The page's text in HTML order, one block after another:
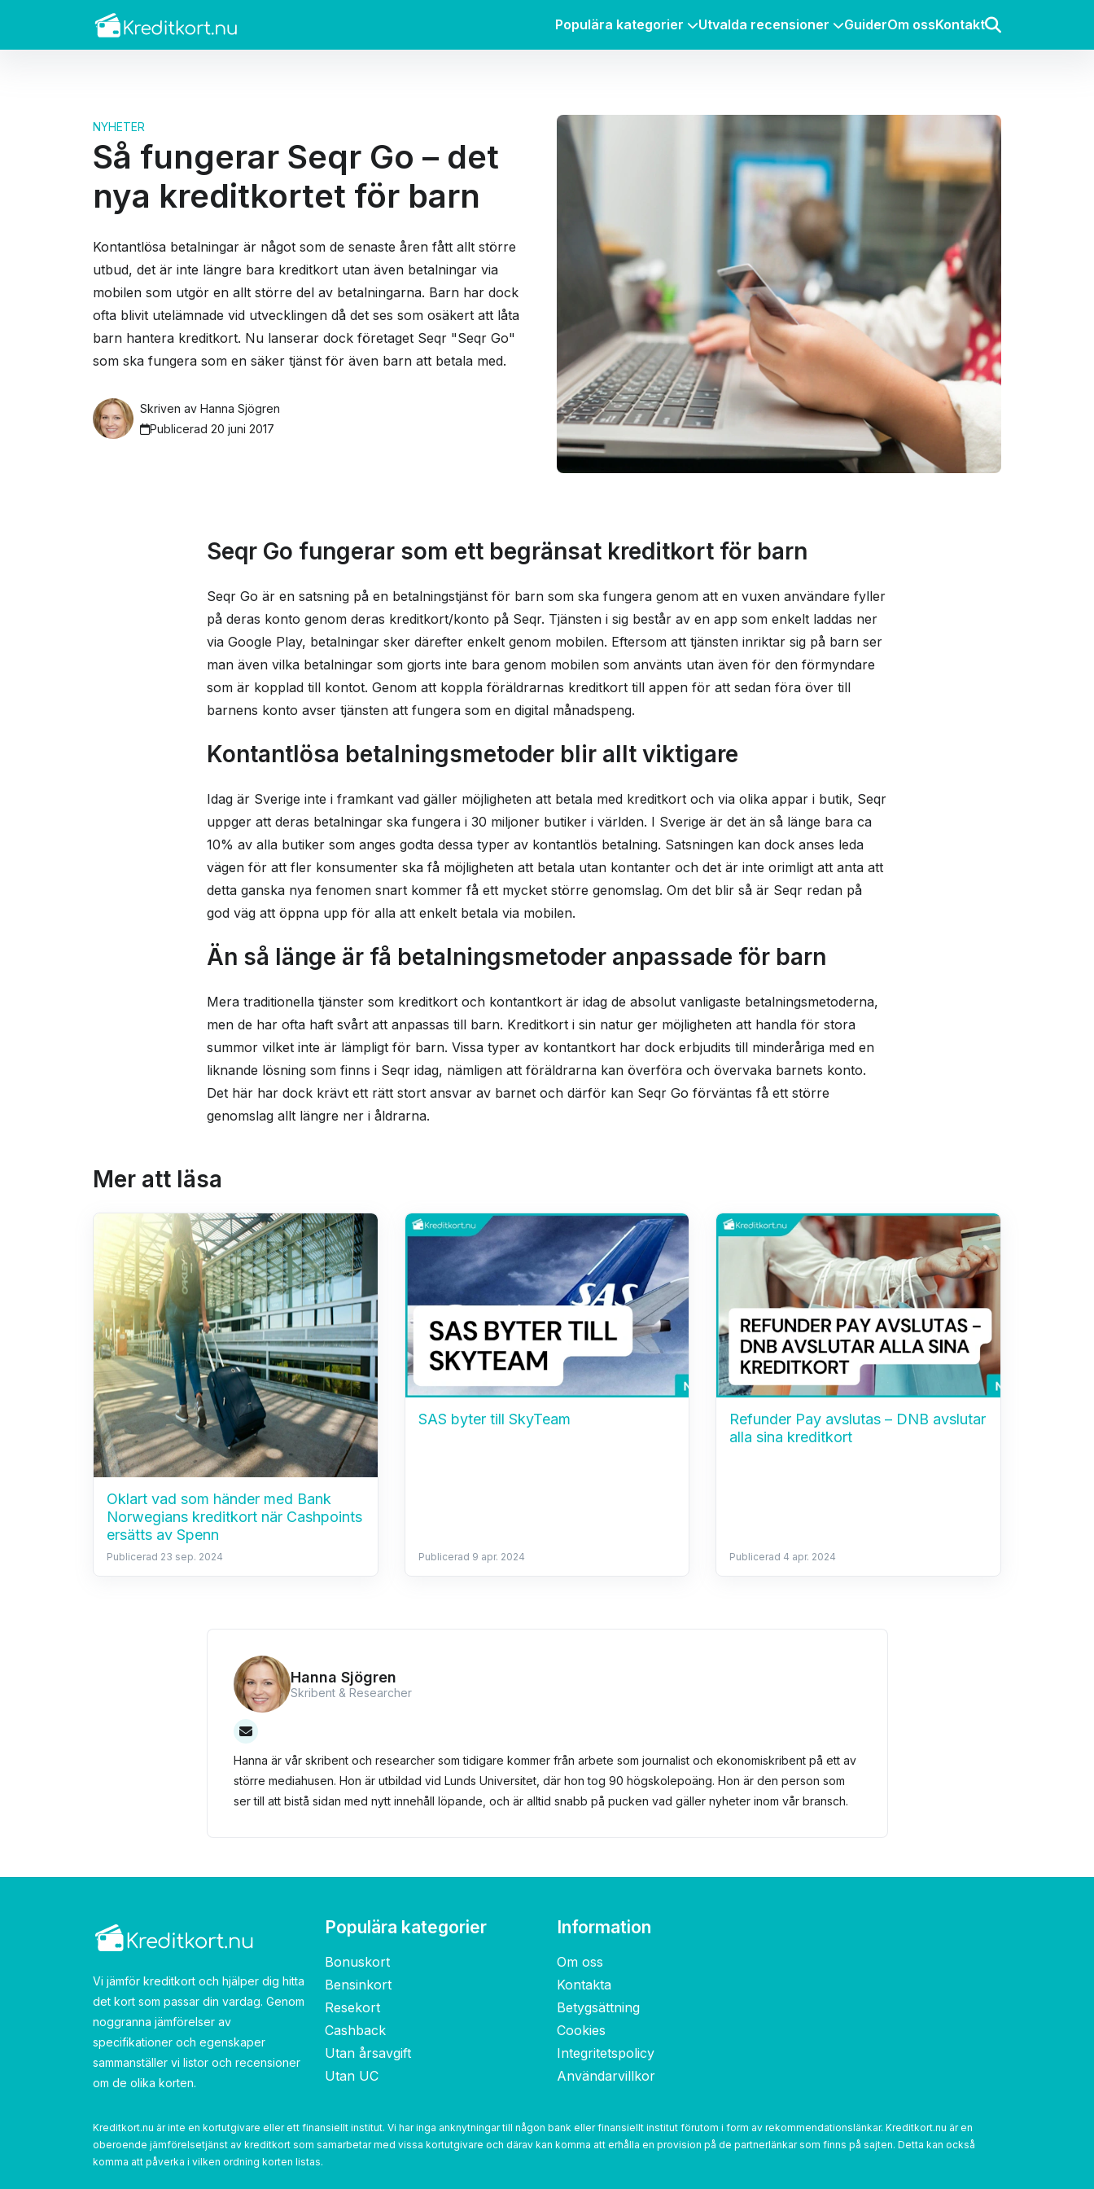
Populära kategorier Utvalda recensioner GuiderOm ossKontakt
NYHETER
Så fungerar Seqr Go – det
nya kreditkortet för barn
Kontantlösa betalningar är något som de senaste åren fått allt större
utbud, det är inte längre bara kreditkort utan även betalningar via
mobilen som utgör en allt större del av betalningarna. Barn har dock
ofta blivit utelämnade vid utvecklingen då det ses som osäkert att låta
barn hantera kreditkort. Nu lanserar dock företaget Seqr "Seqr Go"
som ska fungera som en säker tjänst för även barn att betala med.
Skriven av Hanna Sjögren
Publicerad 20 juni 2017
Seqr Go fungerar som ett begränsat kreditkort för barn
Seqr Go är en satsning på en betalningstjänst för barn som ska fungera genom att en vuxen användare fyller
på deras konto genom deras kreditkort/konto på Seqr. Tjänsten i sig består av en app som enkelt laddas ner
via Google Play, betalningar sker därefter enkelt genom mobilen. Eftersom att tjänsten inriktar sig på barn ser
man även vilka betalningar som gjorts inte bara genom mobilen som använts utan även för den förmyndare
som är kopplad till kontot. Genom att koppla föräldrarnas kreditkort till appen för att sedan föra över till
barnens konto avser tjänsten att fungera som en digital månadspeng.
Kontantlösa betalningsmetoder blir allt viktigare
Idag är Sverige inte i framkant vad gäller möjligheten att betala med kreditkort och via olika appar i butik, Seqr
uppger att deras betalningar ska fungera i 30 miljoner butiker i världen. I Sverige är det än så länge bara ca
10% av alla butiker som anges godta dessa typer av kontantlös betalning. Satsningen kan dock anses leda
vägen för att fler konsumenter ska få möjligheten att betala utan kontanter och det är inte orimligt att anta att
detta ganska nya fenomen snart kommer få ett mycket större genomslag. Om det blir så är Seqr redan på
god väg att öppna upp för alla att enkelt betala via mobilen.
Än så länge är få betalningsmetoder anpassade för barn
Mera traditionella tjänster som kreditkort och kontantkort är idag de absolut vanligaste betalningsmetoderna,
men de har ofta haft svårt att anpassas till barn. Kreditkort i sin natur ger möjligheten att handla för stora
summor vilket inte är lämpligt för barn. Vissa typer av kontantkort har dock erbjudits till minderåriga med en
liknande lösning som finns i Seqr idag, nämligen att föräldrarna kan överföra och övervaka barnets konto.
Det här har dock krävt ett rätt stort ansvar av barnet och därför kan Seqr Go förväntas få ett större
genomslag allt längre ner i åldrarna.
Mer att läsa
Oklart vad som händer med Bank
Norwegians kreditkort när Cashpoints
ersätts av Spenn
Publicerad 23 sep. 2024
SAS byter till SkyTeam
Publicerad 9 apr. 2024
Refunder Pay avslutas – DNB avslutar
alla sina kreditkort
Publicerad 4 apr. 2024
Hanna Sjögren
Skribent & Researcher
Hanna är vår skribent och researcher som tidigare kommer från arbete som journalist och ekonomiskribent på ett av
större mediahusen. Hon är utbildad vid Lunds Universitet, där hon tog 90 högskolepoäng. Hon är den person som
ser till att bistå sidan med nytt innehåll löpande, och är alltid snabb på pucken vad gäller nyheter inom vår bransch.
Vi jämför kreditkort och hjälper dig hitta
det kort som passar din vardag. Genom
noggranna jämförelser av
specifikationer och egenskaper
sammanställer vi listor och recensioner
om de olika korten.
Populära kategorier
Bonuskort
Bensinkort
Resekort
Cashback
Utan årsavgift
Utan UC
Information
Om oss
Kontakta
Betygsättning
Cookies
Integritetspolicy
Användarvillkor
Kreditkort.nu är inte en kortutgivare eller ett finansiellt institut. Vi har inga anknytningar till någon bank eller finansiellt institut förutom i form av rekommendationslänkar. Kreditkort.nu är en
oberoende jämförelsetjänst av kreditkort som samarbetar med vissa kortutgivare och därav kan komma att erhålla en provision på de partnerlänkar som finns på sajten. Detta kan också
komma att påverka i vilken ordning korten listas.‌